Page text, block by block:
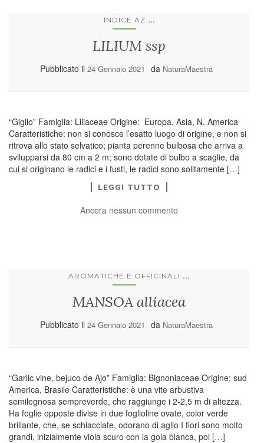
INDICE AZ ...
LILIUM ssp
Pubblicato il 24 Gennaio 2021 da NaturaMaestra
“Giglio” Famiglia: Liliaceae Origine: Europa, Asia, N. America
Caratteristiche: non si conosce l’esatto luogo di origine, e non si
ritrova allo stato selvatico; pianta perenne bulbosa che arriva a
svilupparsi da 80 cm a 2 m; sono dotate di bulbo a scaglie, da
cui si originano le radici e i fusti, le radici sono solitamente […]
LEGGI TUTTO
Ancora nessun commento
AROMATICHE E OFFICINALI ...
MANSOA alliacea
Pubblicato il 24 Gennaio 2021 da NaturaMaestra
“Garlic vine, bejuco de Ajo” Famiglia: Bignoniaceae Origine: sud
America, Brasile Caratteristiche: è una vite arbustiva
semilegnosa sempreverde, che raggiunge i 2-2,5 m di altezza.
Ha foglie opposte divise in due foglioline ovate, color verde
brillante, che, se schiacciate, odorano di aglio I fiori sono molto
grandi, inizialmente viola scuro con la gola bianca, poi […]